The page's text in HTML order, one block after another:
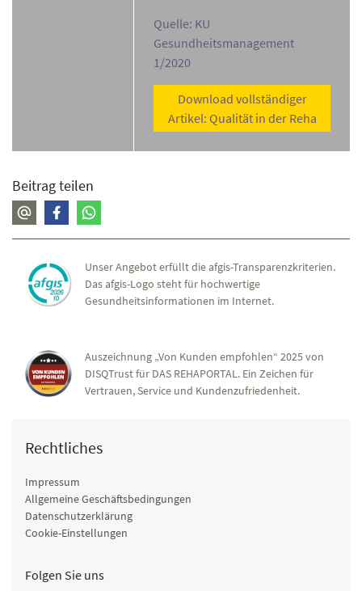
Quelle: KU
Gesundheitsmanagement
1/2020
Download vollständiger
Artikel: Qualität in der Reha
Beitrag teilen
Unser Angebot erfüllt die afgis-Transparenzkriterien.
Das afgis-Logo steht für hochwertige
Gesundheitsinformationen im Internet.
Auszeichnung „Von Kunden empfohlen“ 2025 von
DISQTrust für DAS REHAPORTAL. Ein Zeichen für
Vertrauen, Service und Kundenzufriedenheit.
Rechtliches
Impressum
Allgemeine Geschäftsbedingungen
Datenschutzerklärung
Cookie-Einstellungen
Folgen Sie uns